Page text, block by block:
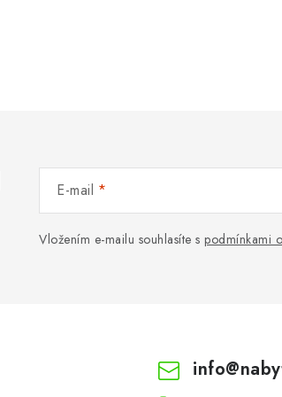
E-mail
Vložením e-mailu souhlasíte s podmínkami
info@